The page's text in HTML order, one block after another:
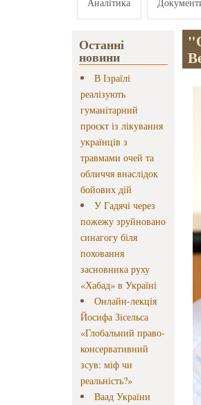
Аналітика
Останні
новини
В Ізраїлі
реалізують
гуманітарний
проєкт із лікування
українців з
травмами очей та
обличчя внаслідок
бойових дій
У Гадячі через
пожежу зруйновано
синагогу біля
поховання
засновника руху
«Хабад» в Україні
Онлайн-лекція
Йосифа Зісельса
«Глобальний право-
консервативний
зсув: міф чи
реальність?»
Ваад України